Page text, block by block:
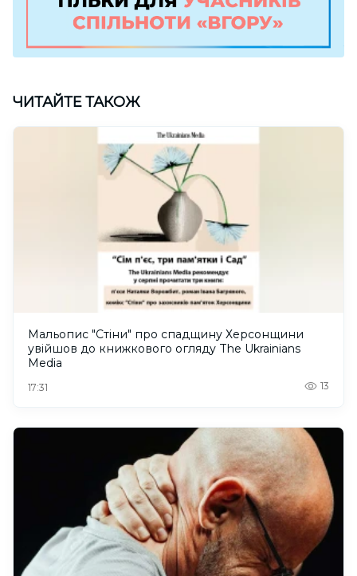
ЧИТАЙТЕ ТАКОЖ
Мальопис "Стіни" про спадщину Херсонщини
увійшов до книжкового огляду The Ukrainians
Media
17:31 13